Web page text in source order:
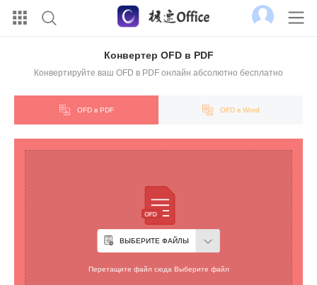
Конвертер OFD в PDF
Конвертируйте ваш OFD в PDF онлайн абсолютно бесплатно
OFD в PDF OFD в Word
ВЫБЕРИТЕ ФАЙЛЫ
Перетащите файл сюда Выберите файл